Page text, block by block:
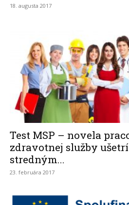
18. augusta 2017
Test MSP – novela
zdravotnej služby
stredným...
23. februára 2017